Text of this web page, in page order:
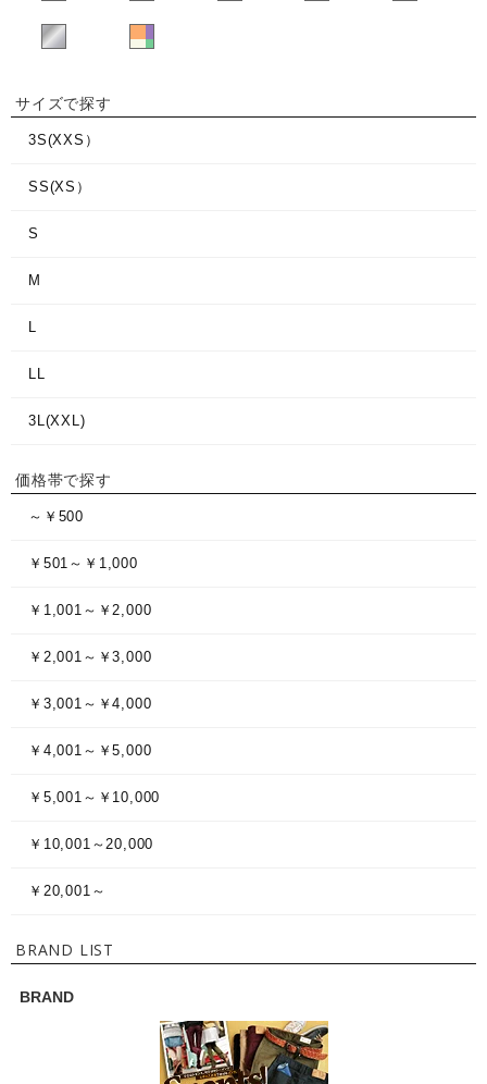
サイズで探す
3S(XXS）
SS(XS）
S
M
L
LL
3L(XXL)
価格帯で探す
～￥500
￥501～￥1,000
￥1,001～￥2,000
￥2,001～￥3,000
￥3,001～￥4,000
￥4,001～￥5,000
￥5,001～￥10,000
￥10,001～20,000
￥20,001～
BRAND LIST
BRAND